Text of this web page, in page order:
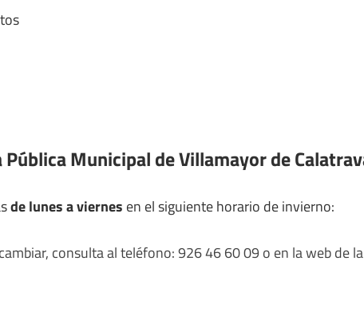
Municipal de Villamayor de
de lunes a viernes en el siguiente horario de invierno:
consulta al teléfono: 926 46 60 09 o en la web de